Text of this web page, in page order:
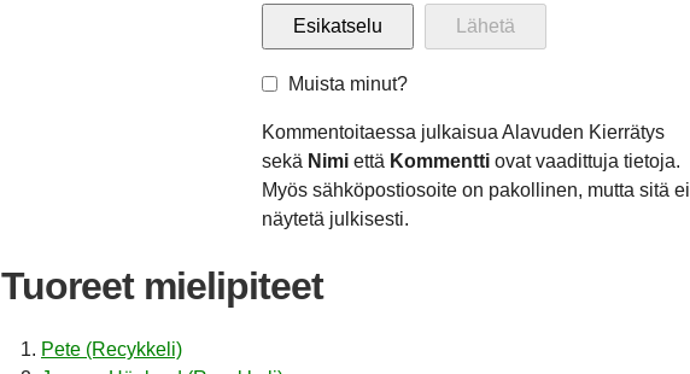
Muista minut?
Kommentoitaessa julkaisua Alavuden Kierrätys
sekä Nimi että Kommentti ovat vaadittuja tietoja.
Myös sähköpostiosoite on pakollinen, mutta sitä ei
näytetä julkisesti.
Tuoreet mielipiteet
Pete (Recykkeli)